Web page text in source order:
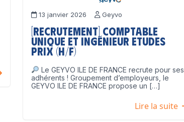
13 janvier 2026 Geyvo
[Recrutement] Comptable
unique et Ingénieur Etudes
Prix (H/F)
Le GEYVO ILE DE FRANCE recrute pour ses
adhérents ! Groupement d’employeurs, le
GEYVO ILE DE FRANCE propose un […]
Lire la suite